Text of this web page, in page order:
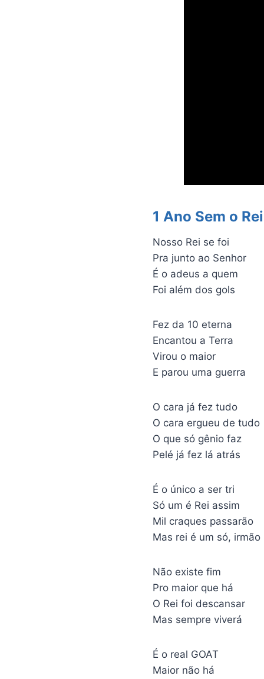
1 Ano Sem o
Nosso Rei se foi
Pra junto ao Senhor
É o adeus a quem
Foi além dos gols
Fez da 10 eterna
Encantou a Terra
Virou o maior
E parou uma guerra
O cara já fez tudo
O cara ergueu de tudo
O que só gênio faz
Pelé já fez lá atrás
É o único a ser tri
Só um é Rei assim
Mil craques passarão
Mas rei é um só, irmão
Não existe fim
Pro maior que há
O Rei foi descansar
Mas sempre viverá
É o real GOAT
Maior não há